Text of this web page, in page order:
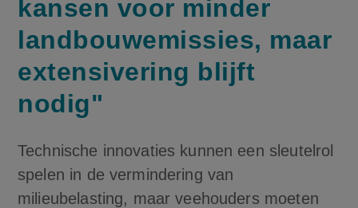
kansen voor minder
landbouwemissies, maar
extensivering blijft
nodig"
Technische innovaties kunnen een sleutelrol
spelen in de vermindering van
milieubelasting, maar veehouders moeten